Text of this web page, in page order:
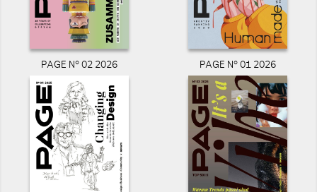
PAGE N° 02 2026 PAGE N° 01 2026